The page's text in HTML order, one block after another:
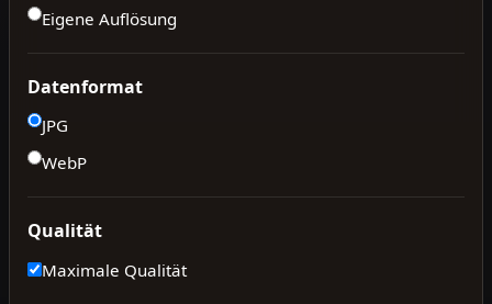
Eigene Auflösung
Datenformat
JPG
WebP
Qualität
Maximale Qualität